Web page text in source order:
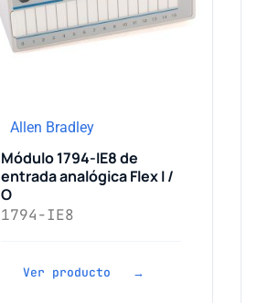
Allen Bradley
Módulo 1794-IE8 de
entrada analógica Flex I /
O
1794-IE8
Ver producto →